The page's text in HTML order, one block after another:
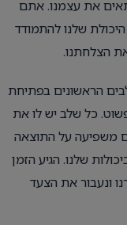
את עצמנו. אתם
שלנו להתמודד
הצלחתנו.
הראשונים בפתיחת
כל שלב יש לו את
משפיעה על התוצאה
שלנו. הגיע הזמן
ונעבור את הצעד